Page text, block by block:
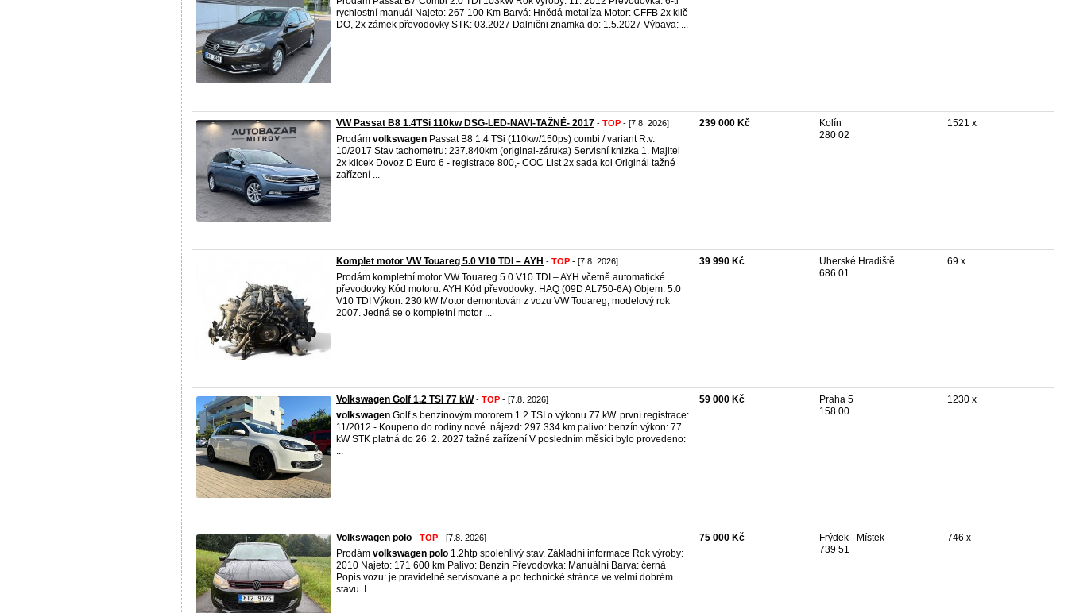
rychlostní manuál Najeto: 267 100 Km Barvá: Hnědá metalíza Motor: CFFB 2x klič
DO, 2x zámek převodovky STK: 03.2027 Dalnični znamka do: 1.5.2027 Výbava: ...
VW Passat B8 1.4TSi 110kw DSG-LED-NAVI-TAŽNÉ- 2017 - TOP - [7.8. 2026]
Prodám volkswagen Passat B8 1.4 TSi (110kw/150ps) combi / variant R.v.
10/2017 Stav tachometru: 237.840km (original-záruka) Servisní knizka 1. Majitel
2x klicek Dovoz D Euro 6 - registrace 800,- COC List 2x sada kol Originál tažné
zařízení ...
239 000 Kč
Kolín
280 02
1521 x
Komplet motor VW Touareg 5.0 V10 TDI – AYH - TOP - [7.8. 2026]
Prodám kompletní motor VW Touareg 5.0 V10 TDI – AYH včetně automatické
převodovky Kód motoru: AYH Kód převodovky: HAQ (09D AL750-6A) Objem: 5.0
V10 TDI Výkon: 230 kW Motor demontován z vozu VW Touareg, modelový rok
2007. Jedná se o kompletní motor ...
39 990 Kč
Uherské Hradiště
686 01
69 x
Volkswagen Golf 1.2 TSI 77 kW- TOP - [7.8. 2026]
volkswagen Golf s benzinovým motorem 1.2 TSI o výkonu 77 kW. první registrace:
11/2012 - Koupeno do rodiny nové. nájezd: 297 334 km palivo: benzín výkon: 77
kW STK platná do 26. 2. 2027 tažné zařízení V posledním měsíci bylo provedeno:
...
59 000 Kč
Praha 5
158 00
1230 x
Volkswagen polo - TOP - [7.8. 2026]
Prodám volkswagen polo 1.2htp spolehlivý stav. Základní informace Rok výroby:
2010 Najeto: 171 600 km Palivo: Benzín Převodovka: Manuální Barva: černá
Popis vozu: je pravidelně servisované a po technické stránce ve velmi dobrém
stavu. I ...
75 000 Kč
Frýdek - Místek
739 51
746 x